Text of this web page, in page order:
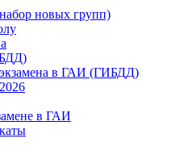
новых групп)
в ГАИ (ГИБДД)
в ГАИ